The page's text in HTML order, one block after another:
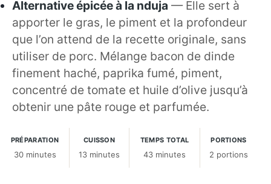
Alternative épicée à la nduja — Elle sert à
apporter le gras, le piment et la profondeur
que l’on attend de la recette originale, sans
utiliser de porc. Mélange bacon de dinde
finement haché, paprika fumé, piment,
concentré de tomate et huile d’olive jusqu’à
obtenir une pâte rouge et parfumée.
PRÉPARATION
30 minutes
CUISSON
13 minutes
TEMPS TOTAL
43 minutes
PORTIONS
2 portions